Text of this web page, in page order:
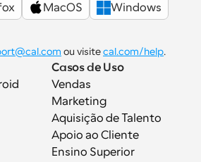
MacOS
Windows
ou visite cal.com/help.
Casos de Uso
Vendas
Marketing
Aquisição de Talento
Apoio ao Cliente
Ensino Superior